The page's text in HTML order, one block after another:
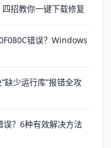
招教你一键下载修复
错误？Windows
缺少运行库”报错全攻
？6种有效解决方法